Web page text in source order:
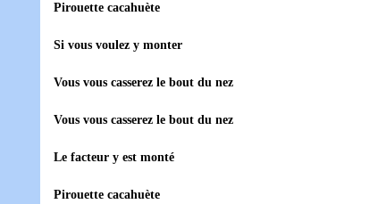
Pirouette cacahuète
Si vous voulez y monter
Vous vous casserez le bout du nez
Vous vous casserez le bout du nez
Le facteur y est monté
Pirouette cacahuète